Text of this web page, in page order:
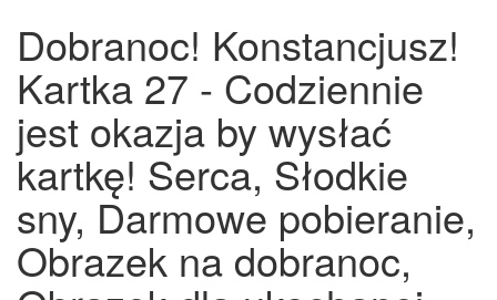
Dobranoc! Konstancjusz!
Kartka 27 - Codziennie
jest okazja by wysłać
kartkę! Serca, Słodkie
sny, Darmowe pobieranie,
Obrazek na dobranoc,